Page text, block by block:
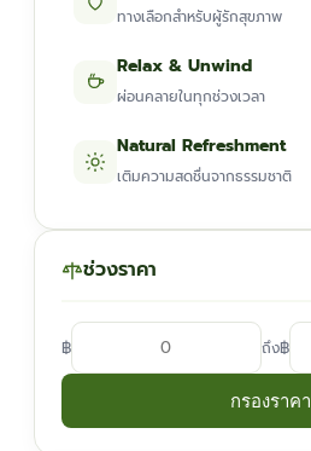
ทางเลือกสำหรับผู้รักสุขภาพ
Relax & Unwind
ผ่อนคลายในทุกช่วงเวลา
Natural Refreshment
เติมความสดชื่นจากธรรมชาติ
ช่วงราคา
฿ ถึง฿
กรองราคา